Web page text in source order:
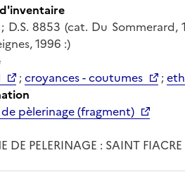
D.S. 8853 (cat. Du Sommerard,
1996 :)
;croyances - coutumes ;
pèlerinage (fragment)
DE PELERINAGE : SAINT FIACRE